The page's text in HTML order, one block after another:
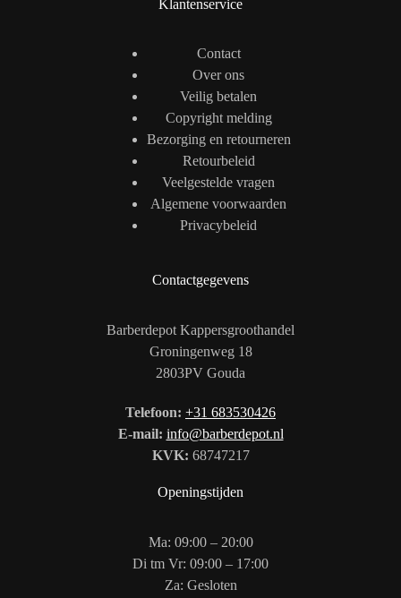
Klantenservice
Contact
Over ons
Veilig betalen
Copyright melding
Bezorging en retourneren
Retourbeleid
Veelgestelde vragen
Algemene voorwaarden
Privacybeleid
Contactgegevens
Barberdepot Kappersgroothandel
Groningenweg 18
2803PV Gouda
Telefoon: +31 683530426
E-mail: info@barberdepot.nl
KVK: 68747217
Openingstijden
Ma: 09:00 – 20:00
Di tm Vr: 09:00 – 17:00
Za: Gesloten